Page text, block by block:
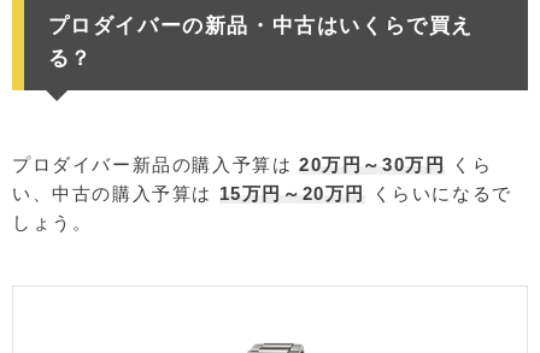
プロダイバーの新品・中古はいくらで買え
る？
プロダイバー新品の購入予算は20万円～30万円
くら
い、中古の購入予算は 15万円～20万円
くらいになるで
しょう。